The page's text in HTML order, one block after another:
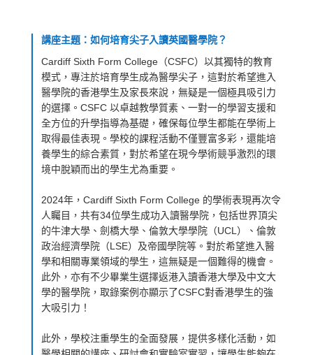
講座主題：如何培育尖子入讀英國醫學院？
Cardiff Sixth Form College（CSFC）以其獨特的教育
模式，專注於培育學生成為醫學尖子，這對於希望進入
醫學院的香港學生及家長來說，無疑是一個極具吸引力
的選擇。CSFC 以卓越教學質素、一對一的學習支援和
全方位的升學指導為基礎，確保每位學生都能在學術上
取得最佳表現。學校的課程活動不僅豐富多彩，還能培
養學生的綜合素質，對於希望在現今學術競爭激烈的環
境中脫穎而出的學生尤為重要。
2024年，Cardiff Sixth Form College 的學術表現再次令
人矚目，共有34位學生成功入讀醫學院，包括世界頂尖
的牛津大學、劍橋大學、倫敦大學學院（UCL）、倫敦
政治經濟學院（LSE）及帝國學院等。對於希望進入醫
學和相關專業領域的學生，這無疑是一個難得的機會。
此外，亦有不少畢業生選擇返港入讀香港大學及中文大
學的醫學院，取錄案例亦顯示了CSFC對香港學生的強
大吸引力！
此外，學校注重學生的全面發展，提供多樣化活動，如